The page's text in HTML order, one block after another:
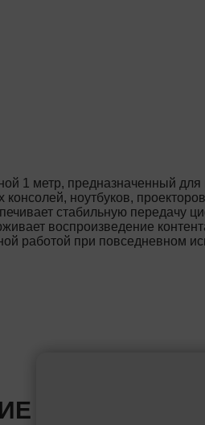
1 метр, предназначенный для
ноутбуков,
стабильную передачу
воспроизведение
работой при повседневном
ТОВАРЫ